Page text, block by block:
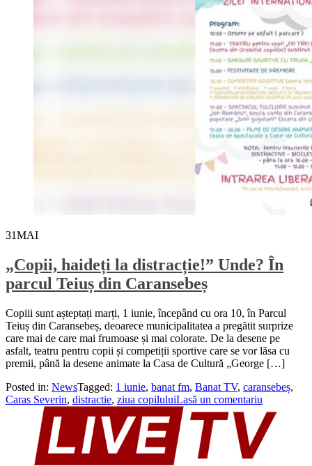
31MAI
„Copii, haideți la distracție!” Unde? În
parcul Teiuș din Caransebeș
Copiii sunt așteptați marți, 1 iunie, începând cu ora 10, în Parcul
Teiuș din Caransebeș, deoarece municipalitatea a pregătit surprize
care mai de care mai frumoase și mai colorate. De la desene pe
asfalt, teatru pentru copii și competiții sportive care se vor lăsa cu
premii, până la desene animate la Casa de Cultură „George […]
Posted in: NewsTagged: 1 iunie, banat fm, Banat TV, caransebeș,
Caras Severin, distractie, ziua copiluluiLasă un comentariu